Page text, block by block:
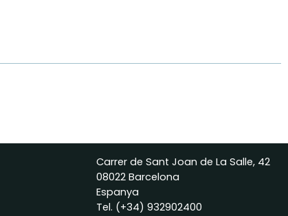
Carrer de Sant Joan de La Salle, 42
08022 Barcelona
Espanya
Tel. (+34) 932902400